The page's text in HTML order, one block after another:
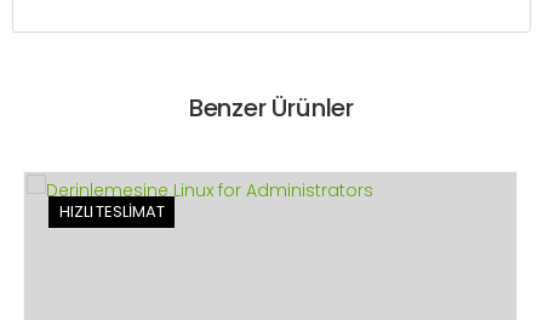
Benzer Ürünler
HIZLI TESLİMAT